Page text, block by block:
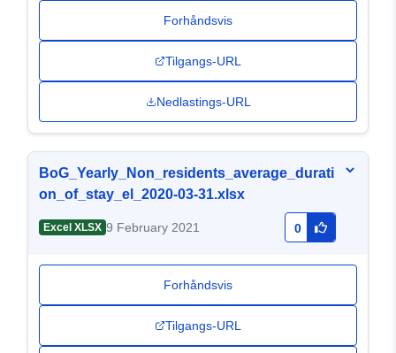
Forhåndsvis
Tilgangs-URL
Nedlastings-URL
BoG_Yearly_Non_residents_average_durati
on_of_stay_el_2020-03-31.xlsx
Excel XLSX 9 February 2021 0
Forhåndsvis
Tilgangs-URL